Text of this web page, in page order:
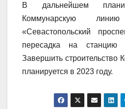
В дальнейшем
Коммунарскую
«Севастопольский
пересадка на станцию
Завершить строительство
планируется в 2023 году.